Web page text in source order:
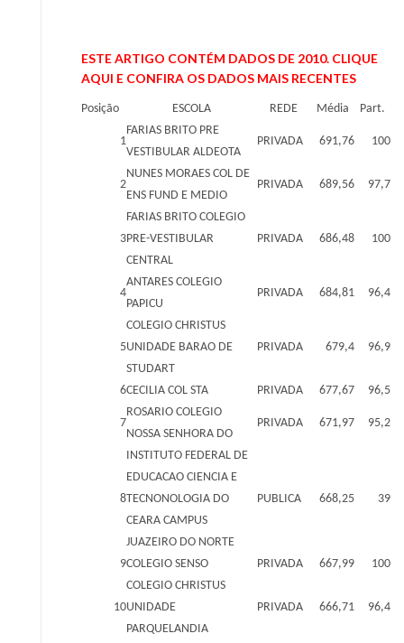
ESTE ARTIGO CONTÉM DADOS DE 2010. CLIQUE
AQUI E CONFIRA OS DADOS MAIS RECENTES
Posição ESCOLA REDE Média Part.
1
FARIAS BRITO PRE
VESTIBULAR ALDEOTA
PRIVADA 691,76 100
2
NUNES MORAES COL DE
ENS FUND E MEDIO
PRIVADA 689,56 97,7
3
FARIAS BRITO COLEGIO
PRE-VESTIBULAR
CENTRAL
PRIVADA 686,48 100
4
ANTARES COLEGIO
PAPICU
PRIVADA 684,81 96,4
5
COLEGIO CHRISTUS
UNIDADE BARAO DE
STUDART
PRIVADA 679,4 96,9
6CECILIA COL STA PRIVADA 677,67 96,5
7
ROSARIO COLEGIO
NOSSA SENHORA DO
PRIVADA 671,97 95,2
8
INSTITUTO FEDERAL DE
EDUCACAO CIENCIA E
TECNONOLOGIA DO
CEARA CAMPUS
JUAZEIRO DO NORTE
PUBLICA 668,25 39
9COLEGIO SENSO PRIVADA 667,99 100
10
COLEGIO CHRISTUS
UNIDADE
PARQUELANDIA
PRIVADA 666,71 96,4